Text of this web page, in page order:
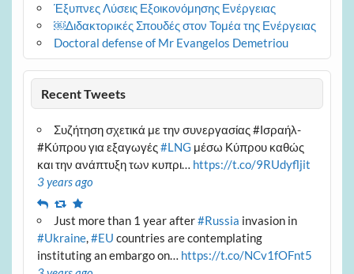
Έξυπνες Λύσεις Εξοικονόμησης Ενέργειας
￼Διδακτορικές Σπουδές στον Τομέα της Ενέργειας
Doctoral defense of Mr Evangelos Demetriou
Recent Tweets
Συζήτηση σχετικά με την συνεργασίας #Ισραήλ-
#Κύπρου για εξαγωγές#LNG μέσω Κύπρου καθώς
και την ανάπτυξη των κυπρι… https://t.co/9RUdyfljit
3 years ago
ReplyRetweet
Favourite
Just more than 1 year after#Russia invasion in
#Ukraine,#EU countries are contemplating
instituting an embargo on… https://t.co/NCv1fOFnt5